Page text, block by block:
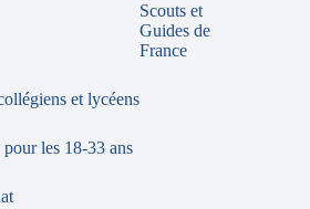
Scouts et
Guides de
France
et lycéens
pour les 18-33 ans